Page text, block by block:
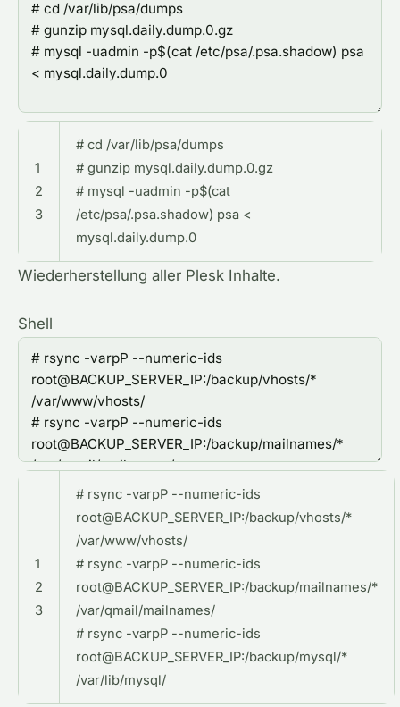
1
2
3
# cd /var/lib/psa/dumps
# gunzip mysql.daily.dump.0.gz
# mysql -uadmin -p$(cat
/etc/psa/.psa.shadow) psa <
mysql.daily.dump.0
Wiederherstellung aller Plesk Inhalte.
Shell
1
2
3
# rsync -varpP --numeric-ids
root@BACKUP_SERVER_IP:/backup/vhosts/*
/var/www/vhosts/
# rsync -varpP --numeric-ids
root@BACKUP_SERVER_IP:/backup/mailnames/*
/var/qmail/mailnames/
# rsync -varpP --numeric-ids
root@BACKUP_SERVER_IP:/backup/mysql/*
/var/lib/mysql/